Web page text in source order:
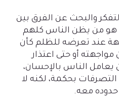
والبحث عن الفرق بين
هو من يظن الناس كلهم
عند تعرضه للظلم كأن
أو حتى اعتذار
الناس بالإحسان،
بحكمة، لكنه لا
معه.